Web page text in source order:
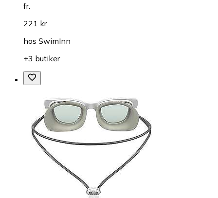
fr.
221 kr
hos SwimInn
+3 butiker